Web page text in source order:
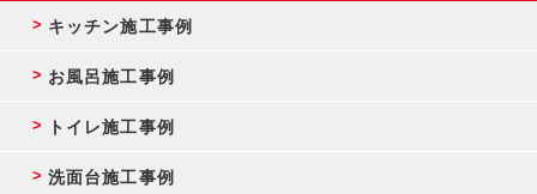
キッチン施工事例
お風呂施工事例
トイレ施工事例
洗面台施工事例